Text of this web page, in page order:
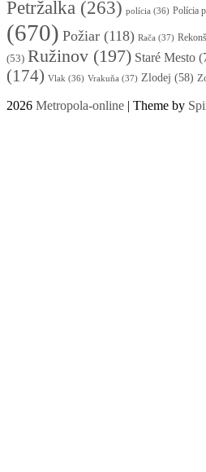
Petržalka (263) polícia (36) Polícia
(670) Požiar (118) Rača (37)
(53) Ružinov (197) Staré Mesto
(174) Vlak (36) Vrakuňa (37) Zlodej (58)
2026 Metropola-online | Theme by